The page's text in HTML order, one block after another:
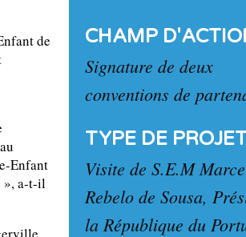
de
Enfant
», a-t-il
CHAMP
Signature de deux
conventions de
TYPE DE
Visite de S.E.M
Rebelo de Sousa,
la République du